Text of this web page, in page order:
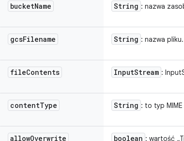
bucketName String : nazwa
gcsFilename String : nazwa pliku.
fileContents InputStream :
contentType String : to typ
allowOverwrite boolean : wartość